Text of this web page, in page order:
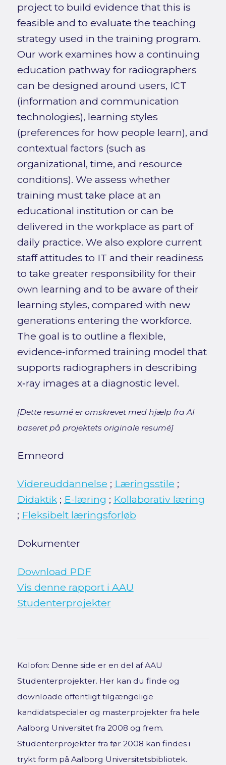
project to build evidence that this is
feasible and to evaluate the teaching
strategy used in the training program.
Our work examines how a continuing
education pathway for radiographers
can be designed around users, ICT
(information and communication
technologies), learning styles
(preferences for how people learn), and
contextual factors (such as
organizational, time, and resource
conditions). We assess whether
training must take place at an
educational institution or can be
delivered in the workplace as part of
daily practice. We also explore current
staff attitudes to IT and their readiness
to take greater responsibility for their
own learning and to be aware of their
learning styles, compared with new
generations entering the workforce.
The goal is to outline a flexible,
evidence‑informed training model that
supports radiographers in describing
x‑ray images at a diagnostic level.
[Dette resumé er omskrevet med hjælp fra AI
baseret på projektets originale resumé]
Emneord
Videreuddannelse ; Læringsstile ;
Didaktik; E-læring ; Kollaborativ læring
; Fleksibelt læringsforløb
Dokumenter
Download PDF
Vis denne rapport i AAU
Studenterprojekter
Kolofon: Denne side er en del af AAU
Studenterprojekter. Her kan du finde og
downloade offentligt tilgængelige
kandidatspecialer og masterprojekter fra hele
Aalborg Universitet fra 2008 og frem.
Studenterprojekter fra før 2008 kan findes i
trykt form på Aalborg Universitetsbibliotek.